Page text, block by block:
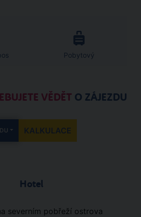
Pobytový
VĚDĚT O ZÁJEZDU
KALKULACE
Hotel
severním pobřeží ostrova